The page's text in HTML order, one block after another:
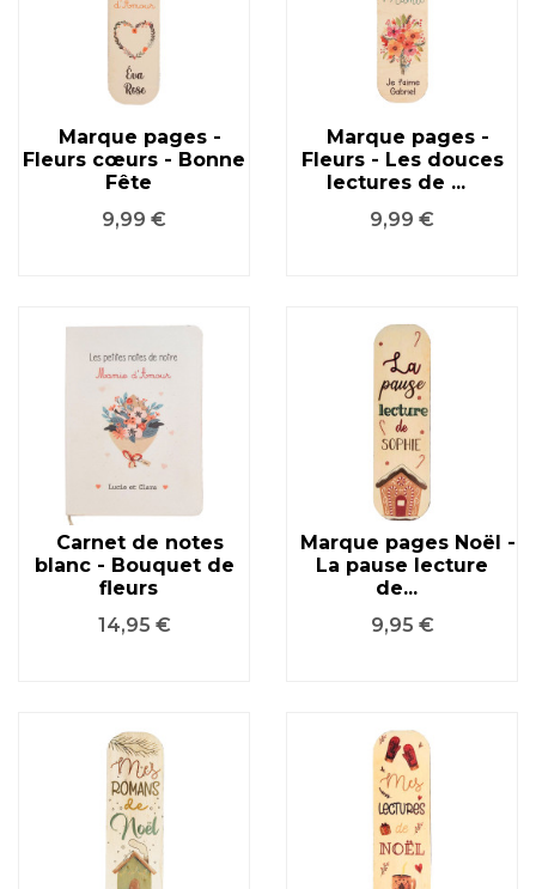
Marque pages -
Fleurs cœurs - Bonne
Fête
Prix
9,99 €
Marque pages -
Fleurs - Les douces
lectures de ...
Prix
9,99 €
Carnet de notes
blanc - Bouquet de
fleurs
Prix
14,95 €
Marque pages Noël -
La pause lecture
de...
Prix
9,95 €